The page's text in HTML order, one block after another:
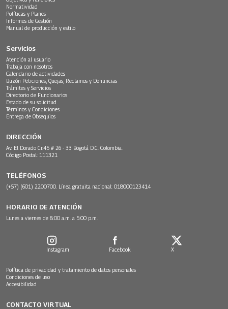
Normatividad
Políticas y Planes
Informes de Gestión
Manual de producción y estilo
Servicios
Atención al usuario
Trabaja con nosotros
Calendario de actividades
Buzón Peticiones, Quejas, Reclamos y Denuncias
Trámites y Servicios
Directorio de Funcionarios
Estado de su solicitud
Términos y Condiciones
Entrega de Obsequios
DIRECCIÓN
Av. El Dorado Cr.45 # 26 - 33 Bogotá D.C. Colombia.
Código Postal: 111321
TELÉFONOS
(+57) (601) 2200700. Línea gratuita nacional: 018000123414
HORARIO DE ATENCIÓN
Lunes a viernes de 8:00 a.m. a 5:00 p.m.
Instagram Facebook X
Política de privacidad y tratamiento de datos personales
Condiciones de uso
Accesibilidad
CONTACTO VIRTUAL